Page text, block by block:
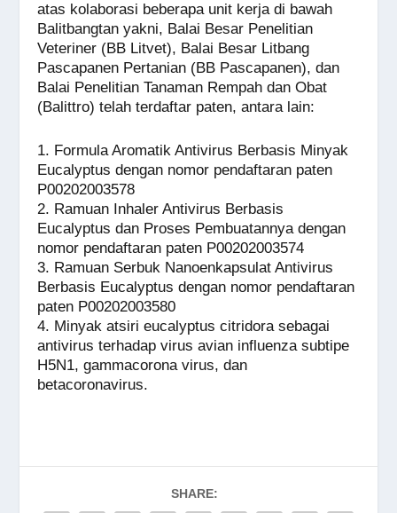
atas kolaborasi beberapa unit kerja di bawah
Balitbangtan yakni, Balai Besar Penelitian
Veteriner (BB Litvet), Balai Besar Litbang
Pascapanen Pertanian (BB Pascapanen), dan
Balai Penelitian Tanaman Rempah dan Obat
(Balittro) telah terdaftar paten, antara lain:
1. Formula Aromatik Antivirus Berbasis Minyak
Eucalyptus dengan nomor pendaftaran paten
P00202003578
2. Ramuan Inhaler Antivirus Berbasis
Eucalyptus dan Proses Pembuatannya dengan
nomor pendaftaran paten P00202003574
3. Ramuan Serbuk Nanoenkapsulat Antivirus
Berbasis Eucalyptus dengan nomor pendaftaran
paten P00202003580
4. Minyak atsiri eucalyptus citridora sebagai
antivirus terhadap virus avian influenza subtipe
H5N1, gammacorona virus, dan
betacoronavirus.
SHARE: